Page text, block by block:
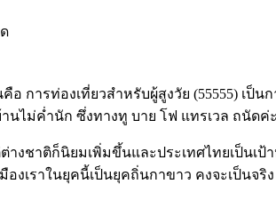
การท่องเที่ยวสำหรับผู้สูงวัย (55555) เป็น
นไม่ค่ำนัก ซึ่งทางทู บาย โฟ แทรเวล ถนัดค่ะ
งชาติก็นิยมเพิ่มขึ้นและประเทศไทยเป็นเป้
งเราในยุคนี้เป็นยุคถิ่นกาขาว คงจะเป็นจริ